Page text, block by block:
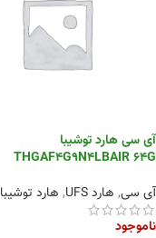
آی سی هارد توشیبا
THGAF4G9N4LBAIR 64G
آی سی, هارد UFS , هارد توشیبا
ناموجود